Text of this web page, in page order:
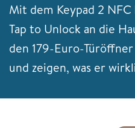
Mit dem Keypad 2
Tap to Unlock an die
den 179-Euro-
und zeigen, was er